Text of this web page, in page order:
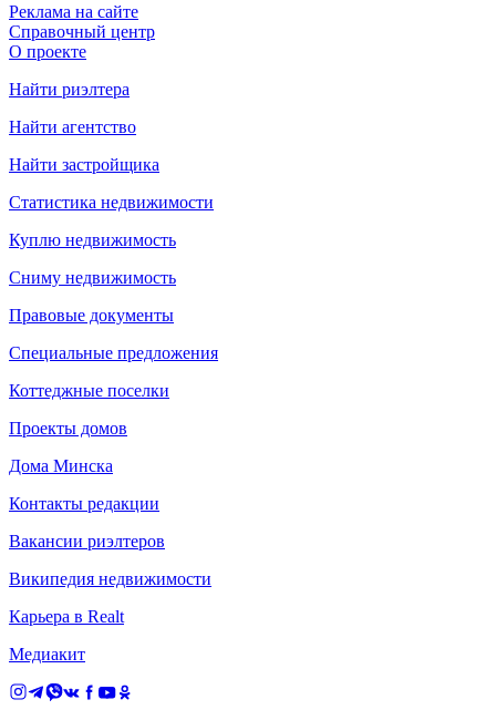
Реклама на сайте
Справочный центр
О проекте
Найти риэлтера
Найти агентство
Найти застройщика
Статистика недвижимости
Куплю недвижимость
Сниму недвижимость
Правовые документы
Специальные предложения
Коттеджные поселки
Проекты домов
Дома Минска
Контакты редакции
Вакансии риэлтеров
Википедия недвижимости
Карьера в Realt
Медиакит